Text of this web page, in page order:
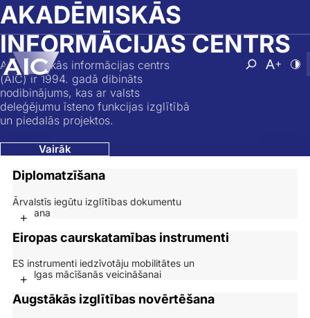
Skip to main content
Atvērt
AKADĒMISKĀS
INFORMĀCIJAS CENTRS
Akadēmiskās informācijas centrs
(AIC) ir 1994. gadā dibināts
nodibinājums, kas ar valsts
deleģējumu īsteno funkcijas izglītībā
un piedalās projektos.
Vairāk
Diplomatzīšana
Ārvalstīs iegūtu izglītības dokumentu
atzīšana
+
Eiropas caurskatamības instrumenti
ES instrumenti iedzīvotāju mobilitātes un
mūžilgas mācīšanās veicināšanai
+
Augstākās izglītības novērtēšana